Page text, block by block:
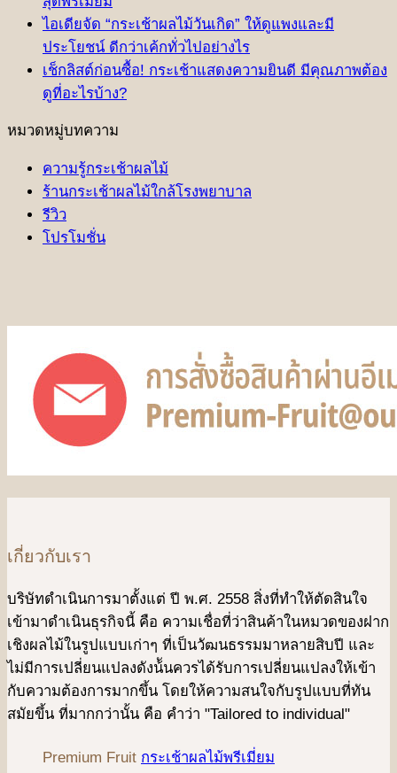
ไอเดียจัด “กระเช้าผลไม้วันเกิด” ให้ดูแพงและมี
ประโยชน์ ดีกว่าเค้กทั่วไปอย่างไร
เช็กลิสต์ก่อนซื้อ! กระเช้าแสดงความยินดี มีคุณภาพต้อง
ดูที่อะไรบ้าง?
หมวดหมู่บทความ
ความรู้กระเช้าผลไม้
ร้านกระเช้าผลไม้ใกล้โรงพยาบาล
รีวิว
โปรโมชั่น
เกี่ยวกับเรา
บริษัทดําเนินการมาตั้งแต่ ปี พ.ศ. 2558 สิ่งที่ทำให้ตัดสินใจ
เข้ามาดําเนินธุรกิจนี้ คือ ความเชื่อที่ว่าสินค้าในหมวดของฝาก
เชิงผลไม้ในรูปแบบเก่าๆ ที่เป็นวัฒนธรรมมาหลายสิบปี และ
ไม่มีการเปลี่ยนแปลงดังน้ันควรได้รับการเปลี่ยนแปลงให้เข้า
กับความต้องการมากขึ้น โดยให้ความสนใจกับรูปแบบที่ทัน
สมัยขึ้น ที่มากกว่านั้น คือ คําว่า "Tailored to individual"
Premium Fruit กระเช้าผลไม้พรีเมี่ยม